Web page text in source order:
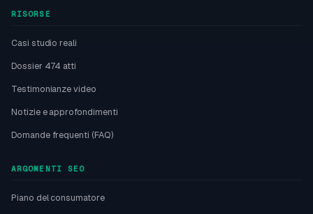
RISORSE
Casi studio reali
Dossier 474 atti
Testimonianze video
Notizie e approfondimenti
Domande frequenti (FAQ)
ARGOMENTI SEO
Piano del consumatore